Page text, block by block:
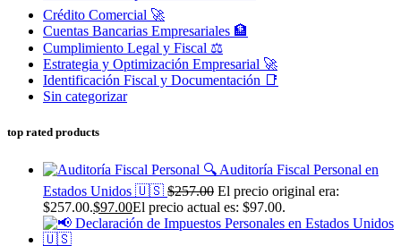
Crédito Comercial 🚀
Cuentas Bancarias Empresariales 🏦
Cumplimiento Legal y Fiscal ⚖️
Estrategia y Optimización Empresarial 🚀
Identificación Fiscal y Documentación 📑
Sin categorizar
top rated products
🔍 Auditoría Fiscal Personal en
Estados Unidos 🇺🇸 $257.00 El precio original era:
$257.00.$97.00El precio actual es: $97.00.